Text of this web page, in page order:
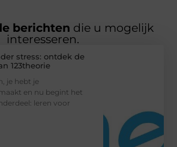
berichten die u mogelijk
interesseren.
stress: ontdek de
123theorie
je hebt je
en nu begint het
leren voor